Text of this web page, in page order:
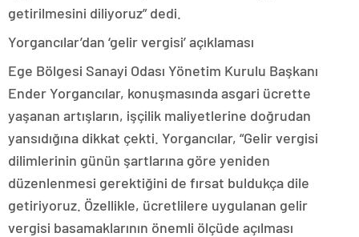
getirilmesini diliyoruz” dedi.
Yorgancılar’dan ‘gelir vergisi’ açıklaması
Ege Bölgesi Sanayi Odası Yönetim Kurulu Başkanı
Ender Yorgancılar, konuşmasında asgari ücrette
yaşanan artışların, işçilik maliyetlerine doğrudan
yansıdığına dikkat çekti. Yorgancılar, “Gelir vergisi
dilimlerinin günün şartlarına göre yeniden
düzenlenmesi gerektiğini de fırsat buldukça dile
getiriyoruz. Özellikle, ücretlilere uygulanan gelir
vergisi basamaklarının önemli ölçüde açılması